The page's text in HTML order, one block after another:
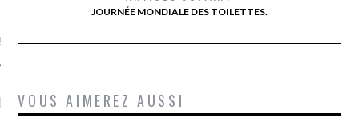
@Isa_Monrozier
ARCACHON
JOURNÉE MONDIALE DES TOILETTES.
VOUS AIMEREZ AUSSI